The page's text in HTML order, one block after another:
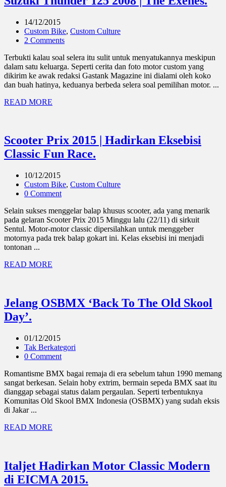
14/12/2015
Custom Bike, Custom Culture
2 Comments
Terbukti kalau soal selera itu sulit untuk menyatukannya meskipun
dalam satu keluarga. Seperti cerita dan foto motor custom yang
dikirim ke awak redaksi Gastank Magazine ini dialami oleh koko
dan buah hatinya, keduanya berbeda selera soal pemilihan motor. ...
READ MORE
Scooter Prix 2015 | Hadirkan Eksebisi
Classic Fun Race.
10/12/2015
Custom Bike, Custom Culture
0 Comment
Selain sukses menggelar balap khusus scooter, ada yang menarik
pada gelaran Scooter Prix 2015 Minggu lalu (22/11) di sirkuit
Sentul. Motor-motor classic dipersilahkan untuk menggeber
motornya pada trek balap gokart ini. Kelas eksebisi ini menjadi
tontonan ...
READ MORE
Jelang OSBMX ‘Back To The Old Skool
Day’.
01/12/2015
Tak Berkategori
0 Comment
Romantisme BMX bagai remaja di era sebelum tahun 1990 memang
sangat berkesan. Selain hoby extrim, bermain sepeda BMX saat itu
dianggap sebagai status dalam pergaulan. Seperti terbentuknya
Komunitas Old Skool BMX Indonesia (OSBMX) yang sudah eksis
di Jakar ...
READ MORE
Italjet Hadirkan Motor Classic Modern
di EICMA 2015.